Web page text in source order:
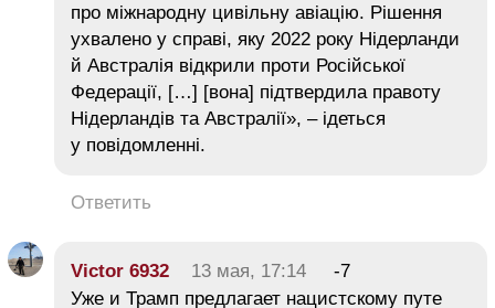
про міжнародну цивільну авіацію. Рішення
ухвалено у справі, яку 2022 року Нідерланди
й Австралія відкрили проти Російської
Федерації, […] [вона] підтвердила правоту
Нідерландів та Австралії», – ідеться
у повідомленні.
Ответить
Victor 6932 13 мая, 17:14
-7
Уже и Трамп предлагает нацистскому путе